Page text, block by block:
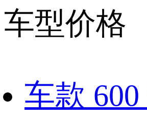
车型价格
车款